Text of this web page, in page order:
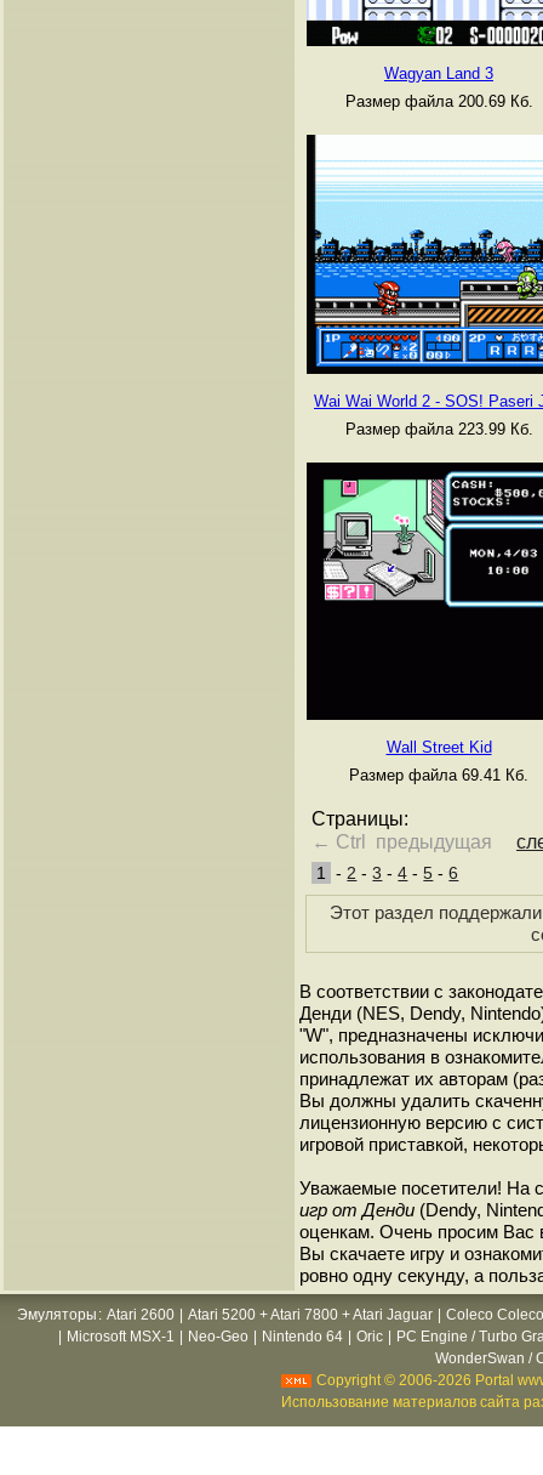
Wagyan Land 3
Размер файла 200.69 Кб.
Wai Wai World 2 - SOS! Paseri
Размер файла 223.99 Кб.
Wall Street Kid
Размер файла 69.41 Кб.
Страницы:
← Ctrl предыдущая
1 - 2 -3 -4 -5 -6
Этот раздел
В соответствии с
Денди (NES, Dendy,
"W", предназначены
использования в
принадлежат их авторам
Вы должны удалить
лицензионную версию с
игровой приставкой,
Уважаемые посетители! На
игр от Денди (Dendy,
оценкам. Очень просим Вас
Вы скачаете игру и
ровно одну секунду, а
Эмуляторы : Atari 2600 Atari 5200 + Atari 7800 + Atari Jaguar
Coleco
Microsoft MSX-1 Neo-Geo Nintendo 64 Oric
PC Engine / Turbo
WonderSwan /
Copyright © 2006-2026 Portal
Использование материалов сайта